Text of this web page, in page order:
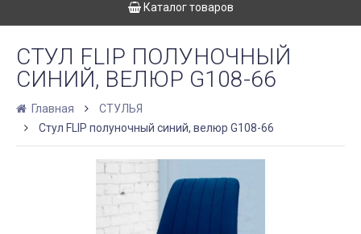
Каталог товаров
СТУЛ FLIP ПОЛУНОЧНЫЙ
СИНИЙ, ВЕЛЮР G108-66
Главная
СТУЛЬЯ
Стул FLIP полуночный синий, велюр G108-66